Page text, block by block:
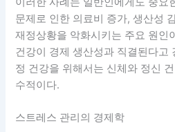
문제로 인한 의료비 증가, 생산성
재정상황을 악화시키는 주요 원인
건강이 경제 생산성과 직결된다고
정 건강을 위해서는 신체와 정신
수적이다.
스트레스 관리의 경제학